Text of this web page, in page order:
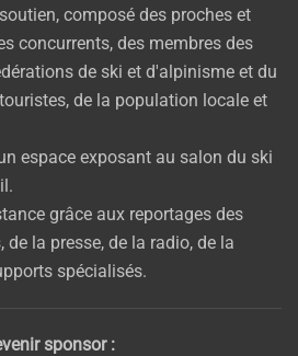
composé des proches et
concurrents, des membres des
de ski et d'alpinisme et du
de la population locale et
espace exposant au salon du ski
grâce aux reportages des
la presse, de la radio, de la
spécialisés.
sponsor :